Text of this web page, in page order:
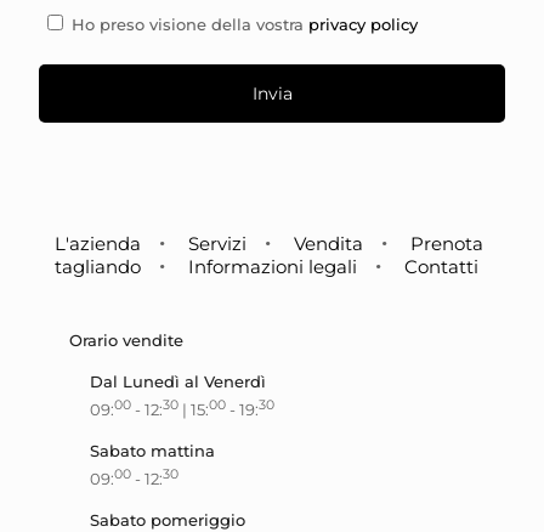
Ho preso visione della vostra privacy policy
L'azienda Servizi Vendita
Prenota
tagliando
Informazioni legali Contatti
Orario vendite
Dal Lunedì al Venerdì
09:00- 12:30| 15:00- 19:30
Sabato mattina
09:00- 12:30
Sabato pomeriggio